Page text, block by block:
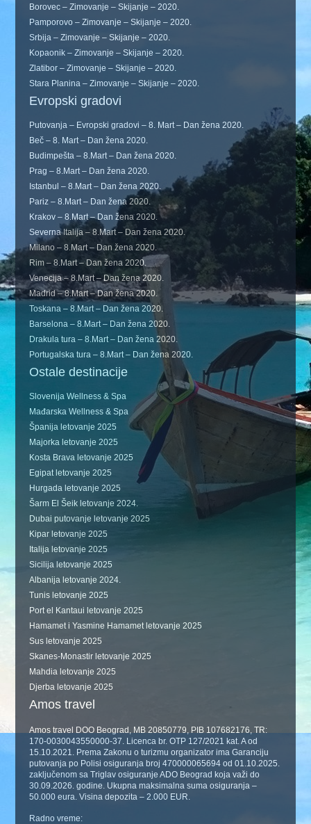
Borovec – Zimovanje – Skijanje – 2020.
Pamporovo – Zimovanje – Skijanje – 2020.
Srbija – Zimovanje – Skijanje – 2020.
Kopaonik – Zimovanje – Skijanje – 2020.
Zlatibor – Zimovanje – Skijanje – 2020.
Stara Planina – Zimovanje – Skijanje – 2020.
Evropski gradovi
Putovanja – Evropski gradovi – 8. Mart – Dan žena 2020.
Beč – 8. Mart – Dan žena 2020.
Budimpešta – 8.Mart – Dan žena 2020.
Prag – 8.Mart – Dan žena 2020.
Istanbul – 8.Mart – Dan žena 2020.
Pariz – 8.Mart – Dan žena 2020.
Krakov – 8.Mart – Dan žena 2020.
Severna Italija – 8.Mart – Dan žena 2020.
Milano – 8.Mart – Dan žena 2020.
Rim – 8.Mart – Dan žena 2020.
Venecija – 8.Mart – Dan žena 2020.
Madrid – 8.Mart – Dan žena 2020.
Toskana – 8.Mart – Dan žena 2020.
Barselona – 8.Mart – Dan žena 2020.
Drakula tura – 8.Mart – Dan žena 2020.
Portugalska tura – 8.Mart – Dan žena 2020.
Ostale destinacije
Slovenija Wellness & Spa
Mađarska Wellness & Spa
Španija letovanje 2025
Majorka letovanje 2025
Kosta Brava letovanje 2025
Egipat letovanje 2025
Hurgada letovanje 2025
Šarm El Šeik letovanje 2024.
Dubai putovanje letovanje 2025
Kipar letovanje 2025
Italija letovanje 2025
Sicilija letovanje 2025
Albanija letovanje 2024.
Tunis letovanje 2025
Port el Kantaui letovanje 2025
Hamamet i Yasmine Hamamet letovanje 2025
Sus letovanje 2025
Skanes-Monastir letovanje 2025
Mahdia letovanje 2025
Djerba letovanje 2025
Amos travel
Amos travel DOO Beograd, MB 20850779, PIB 107682176, TR:
170-0030043550000-37. Licenca br. OTP 127/2021 kat. A od
15.10.2021. Prema Zakonu o turizmu organizator ima Garanciju
putovanja po Polisi osiguranja broj 470000065694 od 01.10.2025.
zaključenom sa Triglav osiguranje ADO Beograd koja važi do
30.09.2026. godine. Ukupna maksimalna suma osiguranja –
50.000 eura. Visina depozita – 2.000 EUR.
Radno vreme: